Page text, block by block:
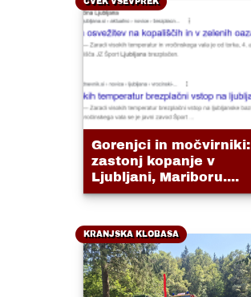
Gorenjci in močvirniki:
zastonj kopanje v
Ljubljani, Mariboru....
KRANJSKA KLOBASA